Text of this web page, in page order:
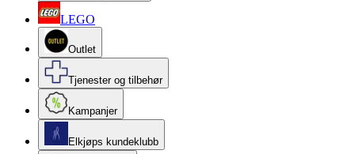
LEGO
Outlet
Tjenester og tilbehør
Kampanjer
Elkjøps kundeklubb